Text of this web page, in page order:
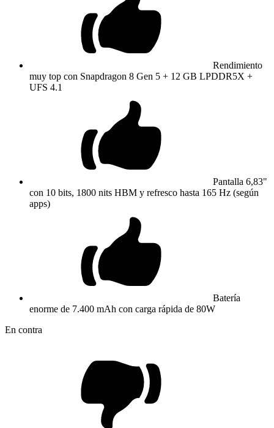
Rendimiento
muy top con Snapdragon 8 Gen 5 + 12 GB LPDDR5X +
UFS 4.1
Pantalla 6,83"
con 10 bits, 1800 nits HBM y refresco hasta 165 Hz (según
apps)
Batería
enorme de 7.400 mAh con carga rápida de 80W
En contra